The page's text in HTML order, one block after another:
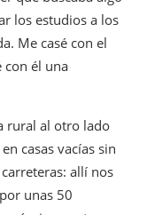
los estudios a los
Me casé con el
él una
rural al otro lado
casas vacías sin
allí nos
unas 50